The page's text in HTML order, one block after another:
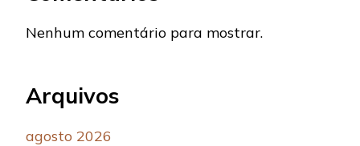
Nenhum comentário para mostrar.
Arquivos
agosto 2026